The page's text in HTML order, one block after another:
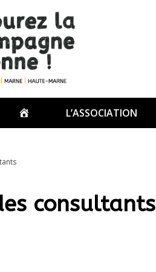
ACCUEIL L’ASSOCIATION
consultants